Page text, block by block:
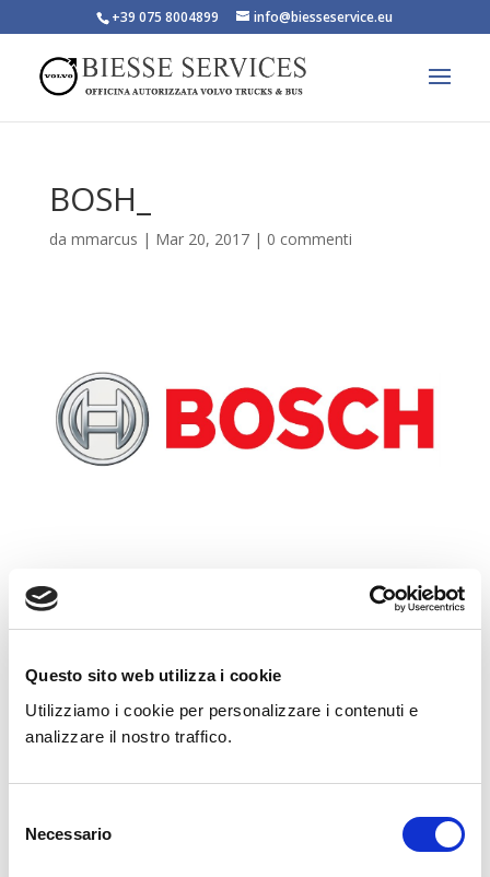
Questo sito web utilizza i cookie
Utilizziamo i cookie per personalizzare i contenuti e
analizzare il nostro traffico.
delNecessario
+39 075 8004899 info@biesseservice.eu
BOSH_
da mmarcus | Mar 20, 2017| 0 commenti